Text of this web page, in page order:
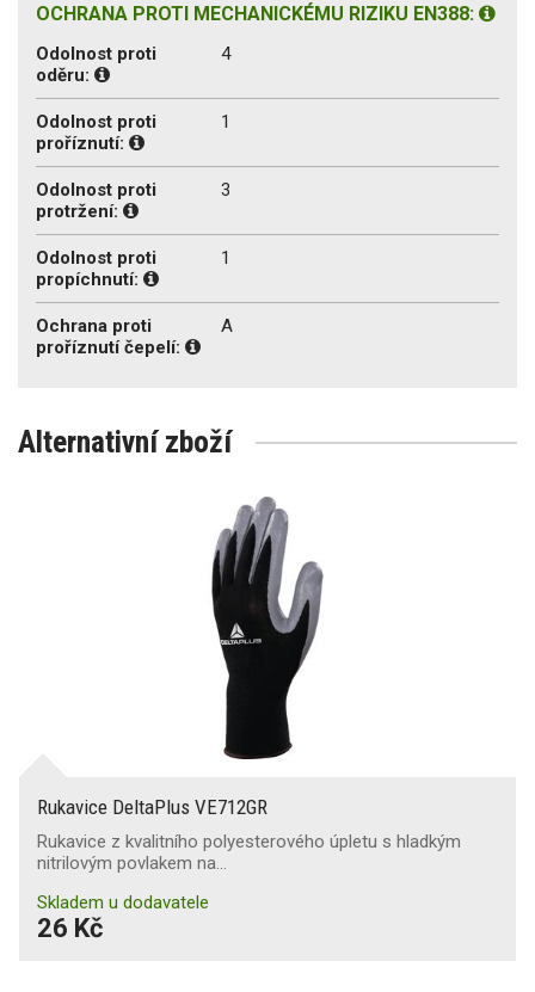
OCHRANA PROTI MECHANICKÉMU RIZIKU EN388:
Odolnost proti
oděru:
4
Odolnost proti
proříznutí:
1
Odolnost proti
protržení:
3
Odolnost proti
propíchnutí:
1
Ochrana proti
proříznutí čepelí:
A
Alternativní zboží
Rukavice DeltaPlus VE712GR
Rukavice z kvalitního polyesterového úpletu s hladkým
nitrilovým povlakem na…
Skladem u dodavatele
26 Kč